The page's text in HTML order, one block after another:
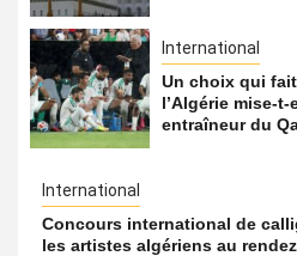
International
Un choix qui
l’Algérie mise-t-
entraîneur du
International
Concours international de
les artistes algériens au